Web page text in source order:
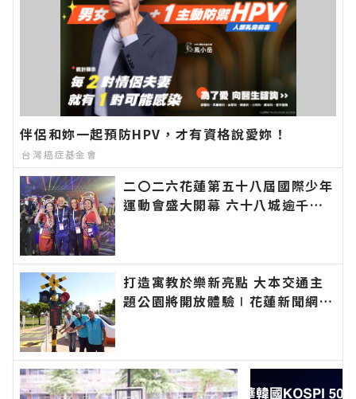
伴侶和妳一起預防HPV，才有資格說愛妳！
台灣癌症基金會
二〇二六花蓮第五十八屆國際少年
運動會盛大開幕 六十八城逾千選
最新的在地資訊！
打造寓教於樂新亮點 大本交通主
題公園將開放體驗∣花蓮新聞網官